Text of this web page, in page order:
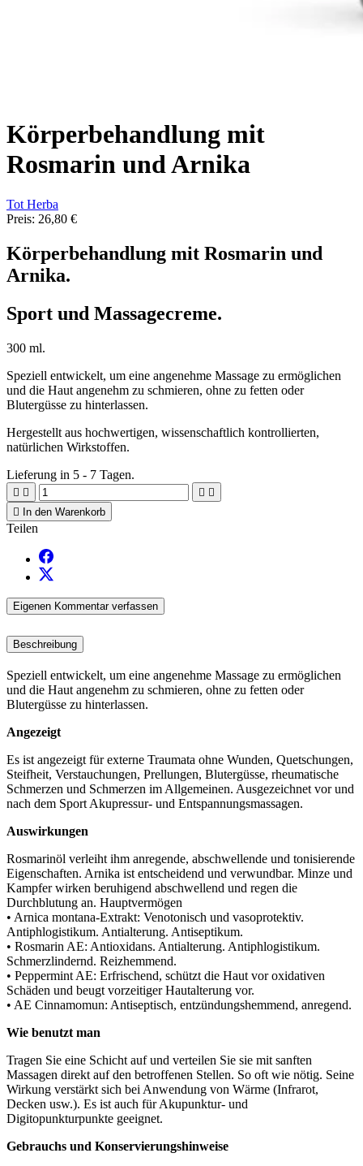
Körperbehandlung mit
Rosmarin und Arnika
Tot Herba
Preis: 26,80 €
Körperbehandlung mit Rosmarin und
Arnika.
Sport und Massagecreme.
300 ml.
Speziell entwickelt, um eine angenehme Massage zu ermöglichen
und die Haut angenehm zu schmieren, ohne zu fetten oder
Blutergüsse zu hinterlassen.
Hergestellt aus hochwertigen, wissenschaftlich kontrollierten,
natürlichen Wirkstoffen.
Lieferung in 5 - 7 Tagen.
   
 In den Warenkorb
Teilen
Eigenen Kommentar verfassen
Beschreibung
Speziell entwickelt, um eine angenehme Massage zu ermöglichen
und die Haut angenehm zu schmieren, ohne zu fetten oder
Blutergüsse zu hinterlassen.
Angezeigt
Es ist angezeigt für externe Traumata ohne Wunden, Quetschungen,
Steifheit, Verstauchungen, Prellungen, Blutergüsse, rheumatische
Schmerzen und Schmerzen im Allgemeinen. Ausgezeichnet vor und
nach dem Sport Akupressur- und Entspannungsmassagen.
Auswirkungen
Rosmarinöl verleiht ihm anregende, abschwellende und tonisierende
Eigenschaften. Arnika ist entscheidend und verwundbar. Minze und
Kampfer wirken beruhigend abschwellend und regen die
Durchblutung an. Hauptvermögen
• Arnica montana-Extrakt: Venotonisch und vasoprotektiv.
Antiphlogistikum. Antialterung. Antiseptikum.
• Rosmarin AE: Antioxidans. Antialterung. Antiphlogistikum.
Schmerzlindernd. Reizhemmend.
• Peppermint AE: Erfrischend, schützt die Haut vor oxidativen
Schäden und beugt vorzeitiger Hautalterung vor.
• AE Cinnamomun: Antiseptisch, entzündungshemmend, anregend.
Wie benutzt man
Tragen Sie eine Schicht auf und verteilen Sie sie mit sanften
Massagen direkt auf den betroffenen Stellen. So oft wie nötig. Seine
Wirkung verstärkt sich bei Anwendung von Wärme (Infrarot,
Decken usw.). Es ist auch für Akupunktur- und
Digitopunkturpunkte geeignet.
Gebrauchs und Konservierungshinweise